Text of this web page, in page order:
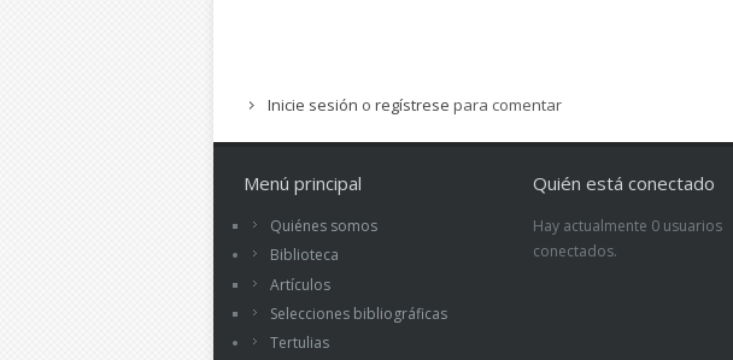
Inicie sesión o regístrese para comentar
Menú principal
Quiénes somos
Biblioteca
Artículos
Selecciones bibliográficas
Tertulias
Quién está conectado
Hay actualmente 0 usuarios
conectados.